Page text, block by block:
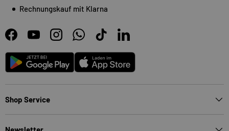
Rechnungskauf mit Klarna
FacebookYouTubeInstagramWhatsAppTikTokLinkedIn
Android App Store
Shop Service